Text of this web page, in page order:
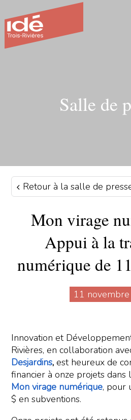
Salle de
Retour à la salle de
Mon virage
Appui à la
numérique de
11
Innovation et
Rivières, en collaboration
Desjardins, est heureux de
financier à onze projets dans
Mon virage numérique, pour
$ en subventions.